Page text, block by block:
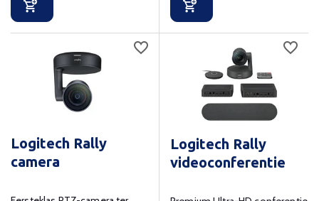
Logitech Rally
camera
Logitech Rally
videoconferentie